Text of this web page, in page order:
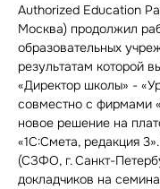
Authorized Education
Москва) продолжил
образовательных
результатам которой
«Директор школы» -
совместно с фирмами
новое решение на
«1С:Смета, редакция
(СЗФО, г. Санкт-
докладчиков на